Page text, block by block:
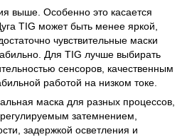
выше. Особенно это касается
TIG может быть менее яркой,
чувствительные маски
Для TIG лучше выбирать
сенсоров, качественным
работой на низком токе.
маска для разных процессов,
затемнением,
задержкой осветления и